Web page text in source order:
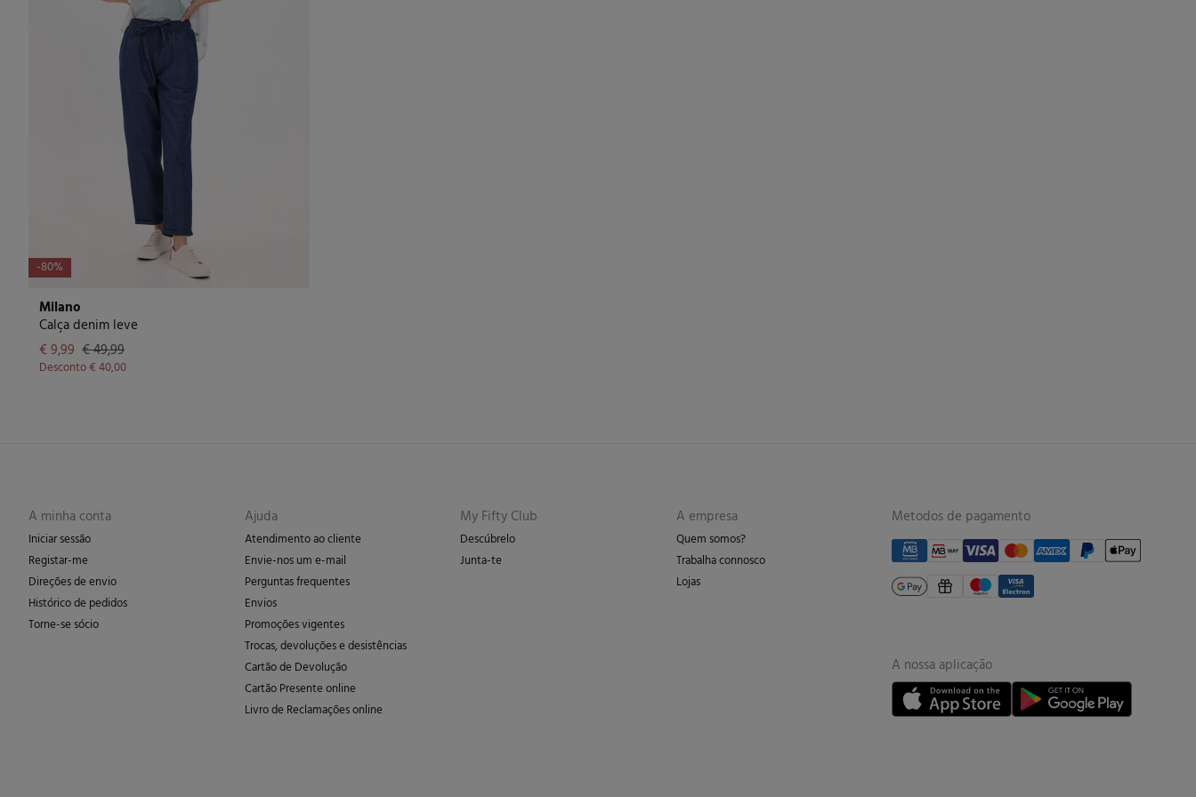
-80%
Milano
Calça denim leve
€ 9,99 € 49,99
Desconto€ 40,00
A minha conta
Iniciar sessão
Registar-me
Direções de envio
Histórico de pedidos
Torne-se sócio
Ajuda
Atendimento ao cliente
Envie-nos um e-mail
Perguntas frequentes
Envios
Promoções vigentes
Trocas, devoluções e desistências
Cartão de Devolução
Cartão Presente online
Livro de Reclamações online
My Fifty Club
Descúbrelo
Junta-te
A empresa
Quem somos?
Trabalha connosco
Lojas
Metodos de pagamento
A nossa aplicação